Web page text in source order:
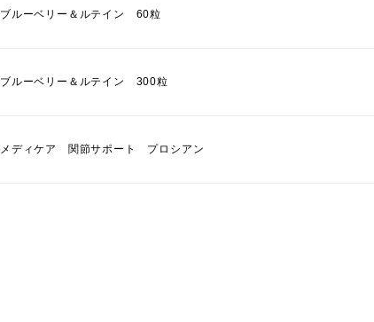
ブルーベリー＆ルテイン 60粒
ブルーベリー＆ルテイン 300粒
メディケア 関節サポート プロシアン